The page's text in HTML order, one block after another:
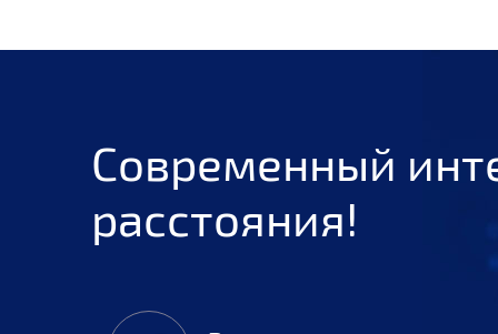
Современный
расстояния!